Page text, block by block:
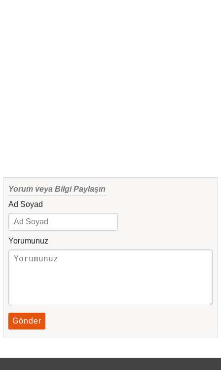
Yorum veya Bilgi Paylaşın
Ad Soyad
Yorumunuz
Gönder